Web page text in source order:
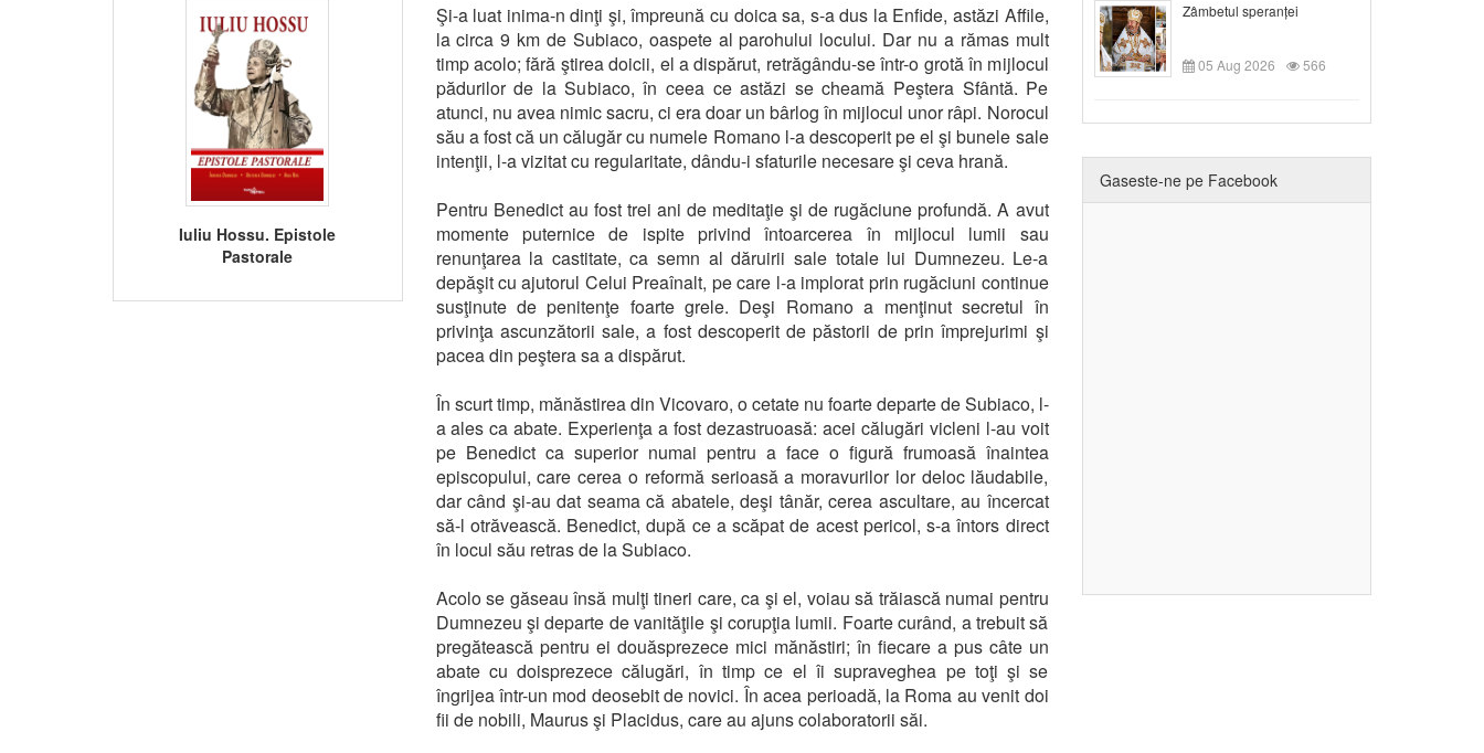
Iuliu Hossu. Epistole
Pastorale
Şi-a luat inima-n dinţi şi, împreună cu doica sa, s-a dus la Enfide, astăzi Affile,
la circa 9 km de Subiaco, oaspete al parohului locului. Dar nu a rămas mult
timp acolo; fără ştirea doicii, el a dispărut, retrăgându-se într-o grotă în mijlocul
pădurilor de la Subiaco, în ceea ce astăzi se cheamă Peştera Sfântă. Pe
atunci, nu avea nimic sacru, ci era doar un bârlog în mijlocul unor râpi. Norocul
său a fost că un călugăr cu numele Romano l-a descoperit pe el şi bunele sale
intenţii, l-a vizitat cu regularitate, dându-i sfaturile necesare şi ceva hrană.
Pentru Benedict au fost trei ani de meditaţie şi de rugăciune profundă. A avut
momente puternice de ispite privind întoarcerea în mijlocul lumii sau
renunţarea la castitate, ca semn al dăruirii sale totale lui Dumnezeu. Le-a
depăşit cu ajutorul Celui Preaînalt, pe care l-a implorat prin rugăciuni continue
susţinute de penitenţe foarte grele. Deşi Romano a menţinut secretul în
privinţa ascunzătorii sale, a fost descoperit de păstorii de prin împrejurimi şi
pacea din peştera sa a dispărut.
În scurt timp, mănăstirea din Vicovaro, o cetate nu foarte departe de Subiaco, l-
a ales ca abate. Experienţa a fost dezastruoasă: acei călugări vicleni l-au voit
pe Benedict ca superior numai pentru a face o figură frumoasă înaintea
episcopului, care cerea o reformă serioasă a moravurilor lor deloc lăudabile,
dar când şi-au dat seama că abatele, deşi tânăr, cerea ascultare, au încercat
să-l otrăvească. Benedict, după ce a scăpat de acest pericol, s-a întors direct
în locul său retras de la Subiaco.
Acolo se găseau însă mulţi tineri care, ca şi el, voiau să trăiască numai pentru
Dumnezeu şi departe de vanităţile şi corupţia lumii. Foarte curând, a trebuit să
pregătească pentru ei douăsprezece mici mănăstiri; în fiecare a pus câte un
abate cu doisprezece călugări, în timp ce el îi supraveghea pe toţi şi se
îngrijea într-un mod deosebit de novici. În acea perioadă, la Roma au venit doi
fii de nobili, Maurus şi Placidus, care au ajuns colaboratorii săi.
Zâmbetul speranței
05 Aug 2026 566
Gaseste-ne pe Facebook